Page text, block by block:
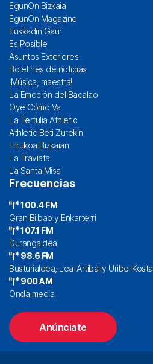
EgunOn Bizkaia
EgunOn Magazine
Euskadin Gaur
Es Posible
Asuntos Exteriores
Boletines de noticias
¡Música, maestra!
La Emoción del Bacalao
Oye Cómo Va
La Tertulia Athletic
Athletic Beti Zurekin
Hirukoa Bizkaian
La Traviata
La Santa Misa
Frecuencias
100.4 FM
Gran Bilbao y Enkarterri
107.1 FM
Durangaldea
98.6 FM
Busturialdea, Lea-Artibai y Uribe-Kosta
900 AM
Onda media
Anúnciate